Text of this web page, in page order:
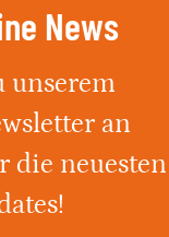
und fand 35
gegen den
News
unserem
an
die neuesten